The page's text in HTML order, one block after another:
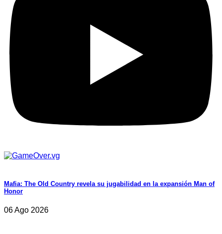
Mafia: The Old Country revela su jugabilidad en la expansión Man of
Honor
06 Ago 2026